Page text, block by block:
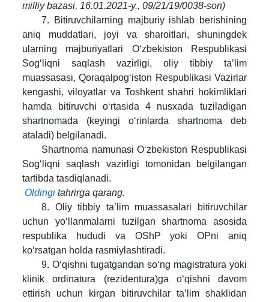
milliy bazasi, 16.01.2021-y., 09/21/19/0038-son)
7. Bitiruvchilarning majburiy ishlab berishining
aniq muddatlari, joyi va sharoitlari, shuningdek
ularning majburiyatlari O‘zbekiston Respublikasi
Sog‘liqni saqlash vazirligi, oliy tibbiy ta’lim
muassasasi, Qoraqalpog‘iston Respublikasi Vazirlar
kengashi, viloyatlar va Toshkent shahri hokimliklari
hamda bitiruvchi o‘rtasida 4 nusxada tuziladigan
shartnomada (keyingi o‘rinlarda shartnoma deb
ataladi) belgilanadi.
Shartnoma namunasi O‘zbekiston Respublikasi
Sog‘liqni saqlash vazirligi tomonidan belgilangan
tartibda tasdiqlanadi.
Oldingi tahrirga qarang.
8. Oliy tibbiy ta’lim muassasalari bitiruvchilar
uchun yo‘llanmalarni tuzilgan shartnoma asosida
respublika hududi va OShP yoki OPni aniq
ko‘rsatgan holda rasmiylashtiradi.
9. O‘qishni tugatgandan so‘ng magistratura yoki
klinik ordinatura (rezidentura)ga o‘qishni davom
ettirish uchun kirgan bitiruvchilar ta’lim shaklidan